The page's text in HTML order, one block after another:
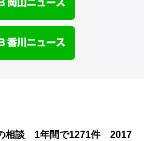
相談 1年間で1271件 2017